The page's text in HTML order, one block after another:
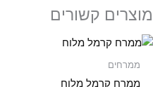
מוצרים קשורים
ממרחים
ממרח קרמל מלוח